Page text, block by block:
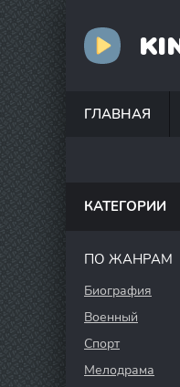
ГЛАВНАЯ
КАТЕГОРИИ
ПО ЖАНРАМ
Биография
Военный
Спорт
Мелодрама